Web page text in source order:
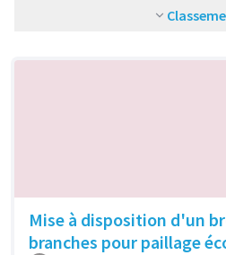
Mise à disposition d'un
branches pour paillage